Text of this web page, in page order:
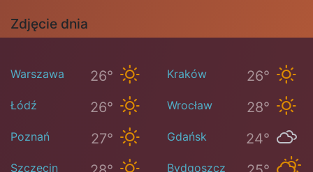
Zdjęcie dnia
Warszawa 26° Kraków 26°
Łódź 26° Wrocław 28°
Poznań 27° Gdańsk 24°
Szczecin Bydgoszcz